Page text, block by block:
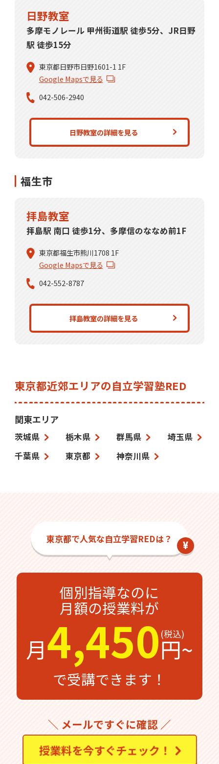
日野教室
多摩モノレール 甲州街道駅 徒歩5分、JR日野
駅 徒歩15分
東京都日野市日野1601-1 1F
Google Mapsで見る
042-506-2940
日野教室の詳細を見る
福生市
拝島教室
拝島駅 南口 徒歩1分、多摩信のななめ前1F
東京都福生市熊川1708 1F
Google Mapsで見る
042-552-8787
拝島教室の詳細を見る
東京都近郊エリアの自立学習塾RED
関東エリア
茨城県 栃木県 群馬県
埼玉県
千葉県
東京都 神奈川県
東京都で人気な自立学習REDは？
個別指導なのに
月額の授業料が
月4,450円~
で受講できます！
＼ メールですぐに確認 ／
授業料を今すぐチェック！